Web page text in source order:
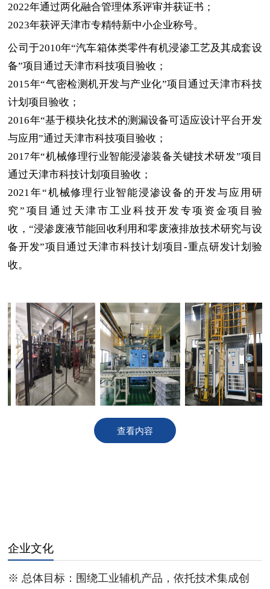
2022年通过两化融合管理体系评审并获证书 ；
2023年获评天津市专精特新中小企业称号。
公司于2010年“汽车箱体类零件有机浸渗工艺及其成套设
备”项目通过天津市科技项目验收 ；
2015年“气密检测机开发与产业化”项目通过天津市科技
计划项目验收；
2016年“基于模块化技术的测漏设备可适应设计平台开发
与应用”通过天津市科技项目验收 ；
2017年“机械修理行业智能浸渗装备关键技术研发”项目
通过天津市科技计划项目验收；
2021 年“机械修理行业智能浸渗设备的开发与应用研
究”项目通过 天津市工业科技开发专项资金项目 验
收， “浸渗废液节能回收利用和零废液排放技术研究与设
备开发”项目通过天津市科技计划项目 -重点研发计划 验
收。
查看内容
企业文化
※ 总体目标：围绕工业辅机产品，依托技术集成创